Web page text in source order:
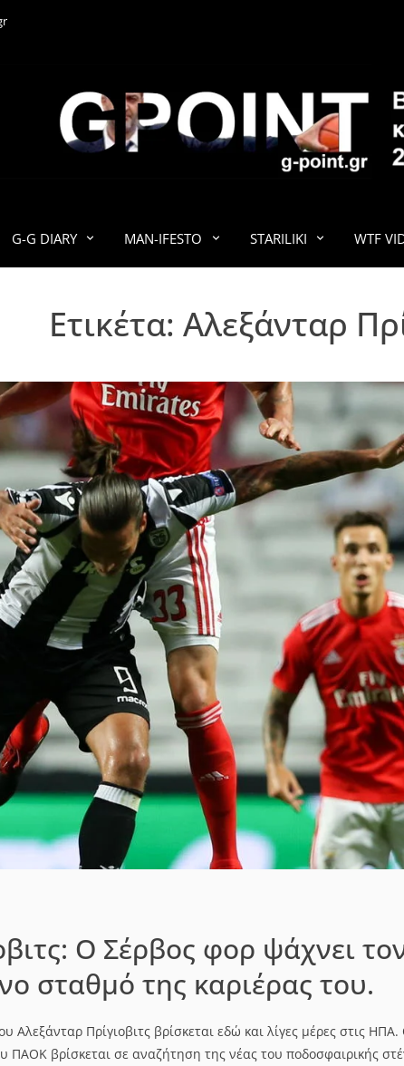
G-
G-G DIARY MAN-IFESTO STARILIKI WTF
Ετικέτα: Αλεξάνταρ
Ο Σέρβος φορ ψάχνει
σταθμό της καριέρας του.
Αλεξάνταρ Πρίγιοβιτς βρίσκεται εδώ και λίγες μέρες στις
ΠΑΟΚ βρίσκεται σε αναζήτηση της νέας του ποδοσφαιρικής